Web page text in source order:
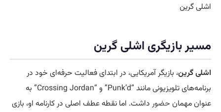
اشلی گرین
مسیر بازیگری اشلی گرین
اشلی گرین، بازیگر آمریکایی، در ابتدای فعالیت حرفه‌ای خود در
برنامه‌های تلویزیونی مانند “Punk’d” و “Crossing Jordan” به
عنوان مهمان حضور داشت. اما نقطه عطف اصلی در کارنامه او، بازی